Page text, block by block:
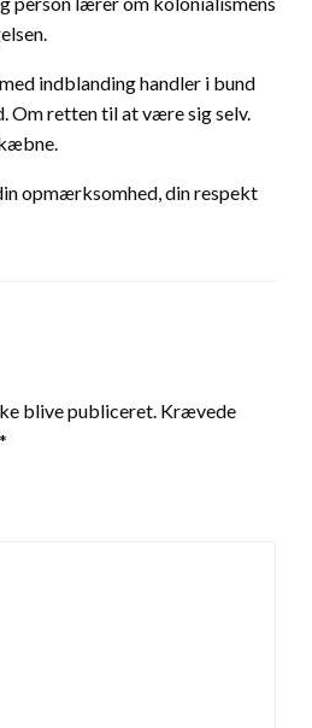
indblanding handler i bund
Om retten til at være sig selv.
opmærksomhed, din respekt
blive publiceret. Krævede
*